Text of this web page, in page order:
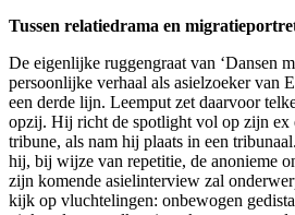
Tussen relatiedrama en
De eigenlijke ruggengraat van ‘Dansen
persoonlijke verhaal als asielzoeker van
een derde lijn. Leemput zet daarvoor
opzij. Hij richt de spotlight vol op zijn ex
tribune, als nam hij plaats in een
hij, bij wijze van repetitie, de anonieme
zijn komende asielinterview zal
kijk op vluchtelingen: onbewogen